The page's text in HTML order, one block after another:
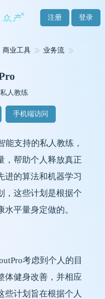
注册 登录
商业工具
业务流
人教练
手机端访问
能支持的私人教练，
，帮助个人释放真正
进的算法和机器学习
，这些计划是根据个
平量身定做的。
考虑到个人的目
体健身改善，并相应
些计划旨在根据个人